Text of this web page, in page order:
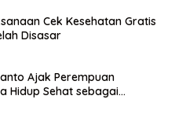
Cek Kesehatan Gratis
Disasar
Ajak Perempuan
Hidup Sehat sebagai